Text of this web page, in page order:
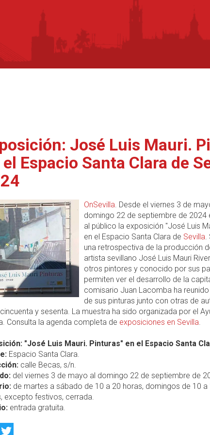
José Luis Mauri.
Espacio Santa Clara de
OnSevilla. Desde el viernes 3 de
domingo 22 de septiembre de 2024
al público la exposición "José Luis
en el Espacio Santa Clara de Sevilla.
una retrospectiva de la producción
artista sevillano José Luis Mauri
otros pintores y conocido por sus
permiten ver el desarrollo de la
comisario Juan Lacomba ha
de sus pinturas junto con otras de
y sesenta. La muestra ha sido organizada por el
Consulta la agenda completa de exposiciones en Sevilla.
"José Luis Mauri. Pinturas" en el Espacio Santa
Espacio Santa Clara.
calle Becas, s/n.
del viernes 3 de mayo al domingo 22 de septiembre de
de martes a sábado de 10 a 20 horas, domingos de 10 a
excepto festivos, cerrada.
entrada gratuita.